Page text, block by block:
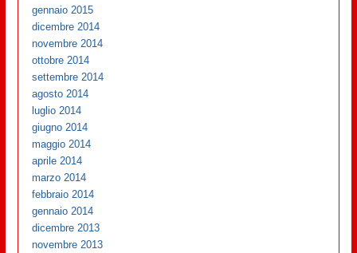
gennaio 2015
dicembre 2014
novembre 2014
ottobre 2014
settembre 2014
agosto 2014
luglio 2014
giugno 2014
maggio 2014
aprile 2014
marzo 2014
febbraio 2014
gennaio 2014
dicembre 2013
novembre 2013